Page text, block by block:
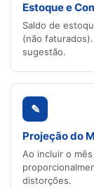
Estoque e
Saldo de
(não
sugestão.
✎
Projeção do
Ao incluir o
distorções.